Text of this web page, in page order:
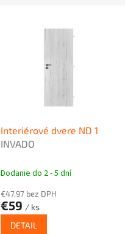
Interiérové dvere ND 1
INVADO
Dodanie do 2 - 5 dní
€47,97 bez DPH
€59 / ks
DETAIL